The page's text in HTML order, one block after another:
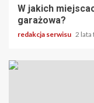
W jakich
garażowa?
redakcja serwisu 2 lata